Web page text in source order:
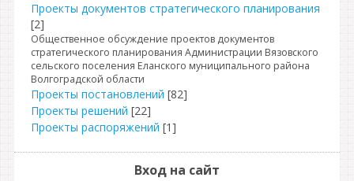
Проекты документов стратегического планирования
[2]
Общественное обсуждение проектов документов
стратегического планирования Администрации Вязовского
сельского поселения Еланского муниципального района
Волгоградской области
Проекты постановлений [82]
Проекты решений [22]
Проекты распоряжений [1]
Вход на сайт